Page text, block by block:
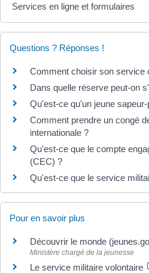
Services en ligne et formulaires
Questions ? Réponses !
Comment choisir son service
Dans quelle réserve peut-on
Qu'est-ce qu'un jeune
Comment prendre un congé
internationale ?
Qu'est-ce que le compte
(CEC) ?
Qu'est-ce que le service
Pour en savoir plus
Découvrir le monde
Ministère chargé de la jeunesse
Le service militaire volontaire